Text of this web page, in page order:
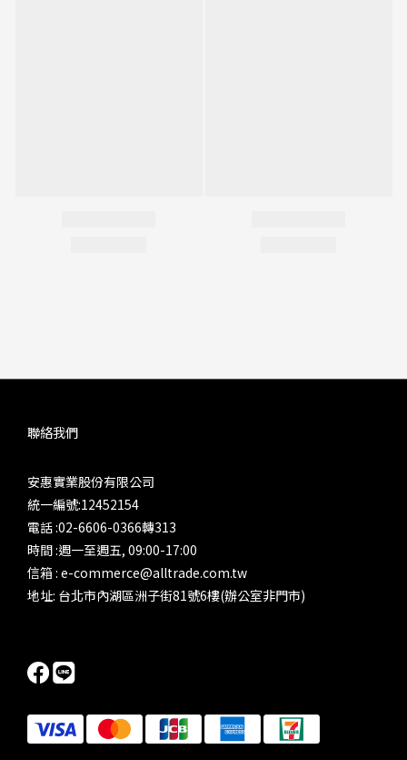
聯絡我們
安惠實業股份有限公司
統一編號:12452154
電話 :02-6606-0366轉313
時間 :週一至週五, 09:00-17:00
信箱 : e-commerce@alltrade.com.tw
地址: 台北市內湖區洲子街81號6樓(辦公室非門市)